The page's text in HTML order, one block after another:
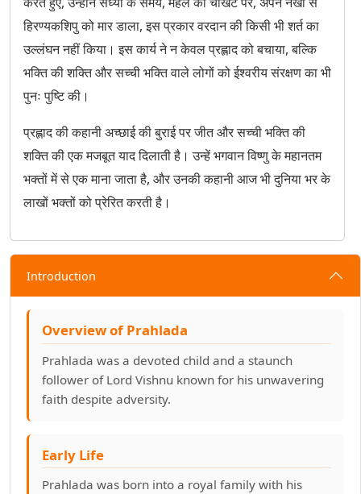
हिरण्यकशिपु को मार डाला, इस प्रकार वरदान की किसी भी शर्त का
उल्लंघन नहीं किया। इस कार्य ने न केवल प्रह्लाद को बचाया, बल्कि
भक्ति की शक्ति और सच्ची भक्ति वाले लोगों को ईश्वरीय संरक्षण का भी
पुनः पुष्टि की।
प्रह्लाद की कहानी अच्छाई की बुराई पर जीत और सच्ची भक्ति की
शक्ति की एक मजबूत याद दिलाती है। उन्हें भगवान विष्णु के महानतम
भक्तों में से एक माना जाता है, और उनकी कहानी आज भी दुनिया भर के
लाखों भक्तों को प्रेरित करती है।
Introduction
Overview of Prahlada
Prahlada was a devoted child and a staunch
follower of Lord Vishnu known for his unwavering
faith despite adversity.
Early Life
Prahlada was born into a royal family with his